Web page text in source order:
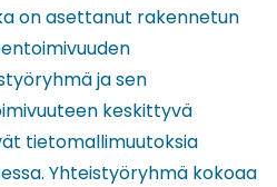
on asettanut rakennetun
ja sen
keskittyvä
tietomallimuutoksia
Yhteistyöryhmä kokoaa